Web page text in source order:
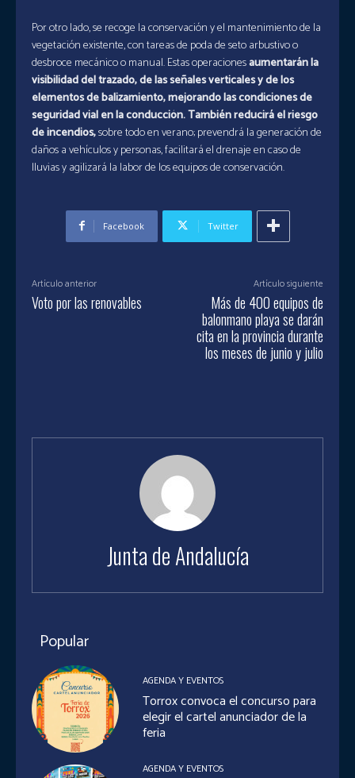
Por otro lado, se recoge la conservación y el mantenimiento de la
vegetación existente, con tareas de poda de seto arbustivo o
desbroce mecánico o manual. Estas operacionesaumentarán la
visibilidad del trazado, de las señales verticales y de los
elementos de balizamiento, mejorando las condiciones de
seguridad vial en la conducción. También reducirá el riesgo
de incendios,sobre todo en verano; prevendrá la generación de
daños a vehículos y personas, facilitará el drenaje en caso de
lluvias y agilizará la labor de los equipos de conservación.
Facebook Twitter
Artículo anterior
Voto por las renovables
Artículo siguiente
Más de 400 equipos de
balonmano playa se darán
cita en la provincia durante
los meses de junio y julio
Junta de Andalucía
Popular
AGENDA Y EVENTOS
Torrox convoca el concurso para
elegir el cartel anunciador de la
feria
AGENDA Y EVENTOS